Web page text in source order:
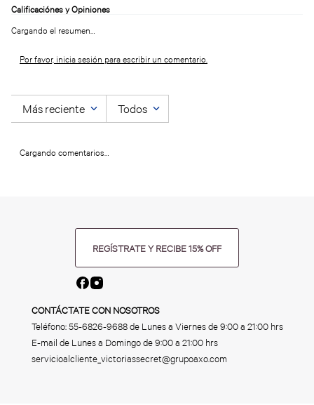
Cargando el resumen…
Por favor, inicia sesión para escribir un comentario.
Más reciente Todos
Cargando comentarios…
REGÍSTRATE Y RECIBE 15% OFF
CONTÁCTATE CON NOSOTROS
Teléfono:55-6826-9688de Lunes a Viernes de 9:00 a 21:00 hrs
E-mail de Lunes a Domingo de 9:00 a 21:00 hrs
servicioalcliente_victoriassecret@grupoaxo.com